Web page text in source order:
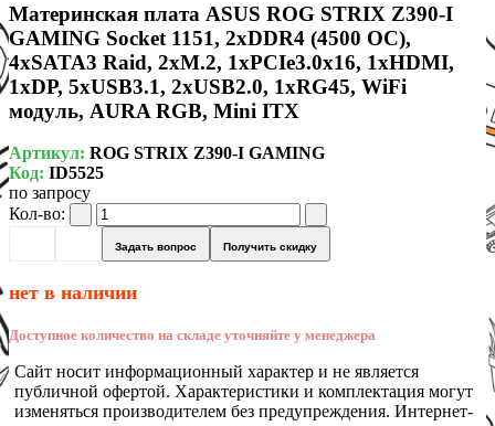
Материнская плата ASUS ROG STRIX Z390-I
GAMING Socket 1151, 2xDDR4 (4500 OC),
4xSATA3 Raid, 2xM.2, 1xPCIe3.0x16, 1xHDMI,
1xDP, 5xUSB3.1, 2xUSB2.0, 1xRG45, WiFi
модуль, AURA RGB, Mini ITX
Артикул: ROG STRIX Z390-I GAMING
Код: ID5525
по запросу
Кол-во:
Задать вопрос Получить скидку
нет в наличии
Доступное количество на складе уточняйте у менеджера
Сайт носит информационный характер и не является
публичной офертой. Характеристики и комплектация могут
изменяться производителем без предупреждения. Интернет-